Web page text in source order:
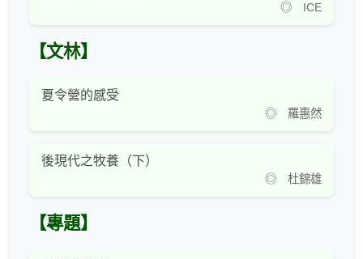
◎ ICE
【文林】
夏令營的感受
◎ 羅惠然
後現代之牧養（下）
◎ 杜錦雄
【專題】